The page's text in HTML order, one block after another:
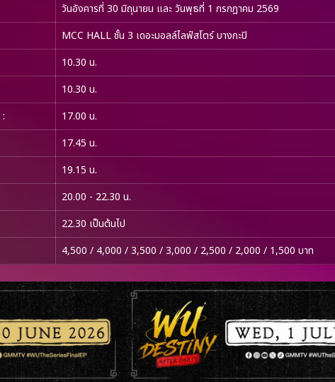
วันอังคารที่ 30 มิถุนายน และ วันพุธที่ 1 กรกฎาคม 2569
MCC HALL ชั้น 3 เดอะมอลล์ไลฟ์สโตร์ บางกะปิ
10.30 น.
10.30 น.
:
17.00 น.
17.45 น.
19.15 น.
20.00 - 22.30 น.
22.30 เป็นต้นไป
4,500 / 4,000 / 3,500 / 3,000 / 2,500 / 2,000 / 1,500 บาท